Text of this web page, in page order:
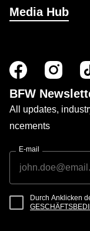
Media Hub
BFW
All updates,
ncements
E-mail
Durch Anklicken